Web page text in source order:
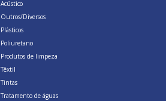
Acústico
Outros/Diversos
Plásticos
Poliuretano
Produtos de limpeza
Têxtil
Tintas
Tratamento de águas